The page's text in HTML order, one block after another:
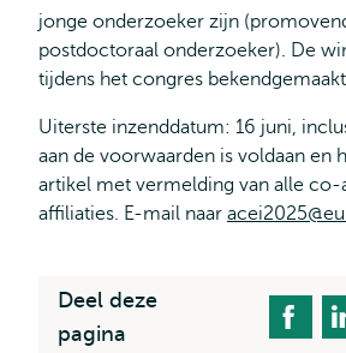
jonge onderzoeker zijn
postdoctoraal onderzoeker). De
tijdens het congres
Uiterste inzenddatum: 16 juni,
aan de voorwaarden is voldaan en
artikel met vermelding van alle co-
affiliaties. E-mail naar
Deel deze
pagina